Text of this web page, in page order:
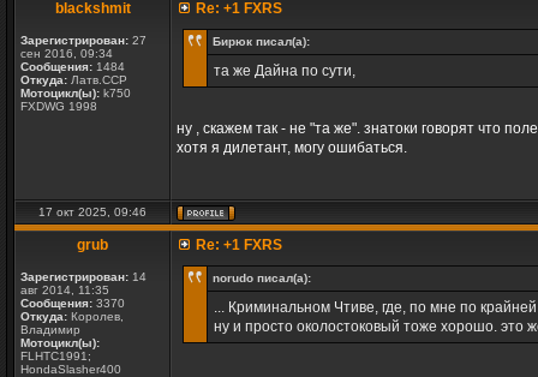
blackshmit
Зарегистрирован: 27
сен 2016, 09:34
Сообщения: 1484
Откуда: Латв.ССР
Мотоцикл(ы): k750
FXDWG 1998
Re: +1 FXRS
Бирюк писал(а):
та же Дайна по сути,
ну , скажем так - не "та же". знатоки говорят что
хотя я дилетант, могу ошибаться.
17 окт 2025, 09:46
grub
Зарегистрирован: 14
авг 2014, 11:35
Сообщения: 3370
Откуда: Королев,
Владимир
Мотоцикл(ы):
FLHTC1991;
HondaSlasher400
Re: +1 FXRS
norudo писал(а):
... Криминальном Чтиве, где, по мне по
ну и просто околостоковый тоже хорошо. это